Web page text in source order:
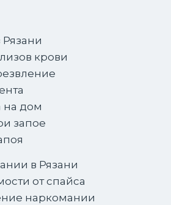
крови
на дом
запое
в Рязани
от спайса
наркомании